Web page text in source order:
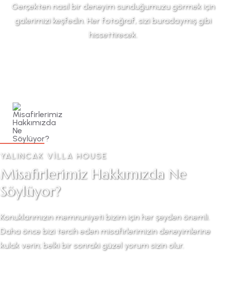
Gerçekten nasıl bir deneyim sunduğumuzu görmek için
galerimizi keşfedin. Her fotoğraf, sizi buradaymış gibi
hissettirecek.
YALINCAK VILLA HOUSE
Misafirlerimiz Hakkımızda Ne
Söylüyor?
Konuklarımızın memnuniyeti bizim için her şeyden önemli.
Daha önce bizi tercih eden misafirlerimizin deneyimlerine
kulak verin; belki bir sonraki güzel yorum sizin olur.